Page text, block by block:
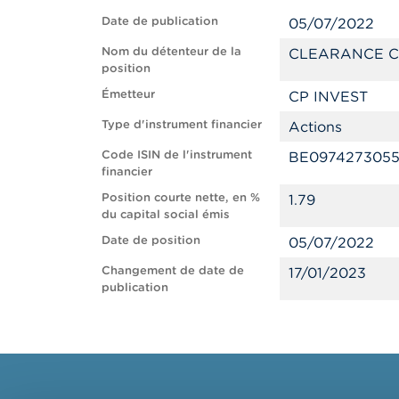
Date de publication 05/07/2022
Nom du détenteur de la
position
CLEARANCE
Émetteur CP INVEST
Type d'instrument financier Actions
Code ISIN de l'instrument
financier
BE0974273055
Position courte nette, en %
du capital social émis
1.79
Date de position 05/07/2022
Changement de date de
publication
17/01/2023